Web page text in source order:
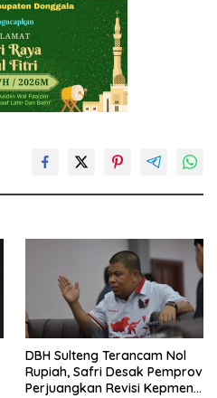
DBH Sulteng Terancam Nol
Rupiah, Safri Desak Pemprov
Perjuangkan Revisi Kepmen